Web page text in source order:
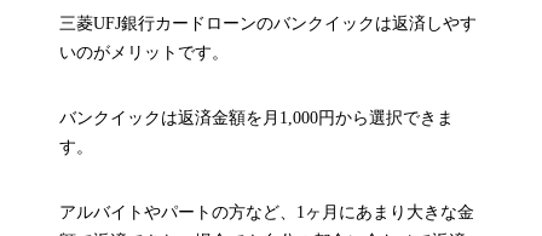
三菱UFJ銀行カードローンのバンクイックは返済しやす
いのがメリットです。
バンクイックは返済金額を月1,000円から選択できま
す。
アルバイトやパートの方など、1ヶ月にあまり大きな金